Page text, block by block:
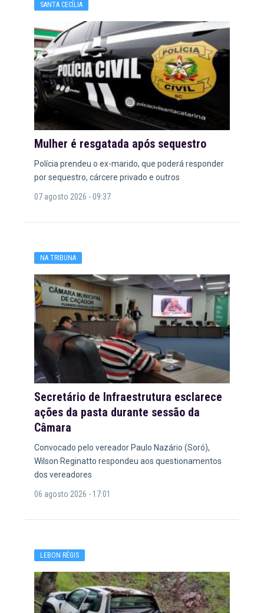
SANTA CECÍLIA
Mulher é resgatada após sequestro
Polícia prendeu o ex-marido, que poderá responder
por sequestro, cárcere privado e outros
07 agosto 2026 - 09:37
NA TRIBUNA
Secretário de Infraestrutura esclarece
ações da pasta durante sessão da
Câmara
Convocado pelo vereador Paulo Nazário (Soró),
Wilson Reginatto respondeu aos questionamentos
dos vereadores
06 agosto 2026 - 17:01
LEBON RÉGIS